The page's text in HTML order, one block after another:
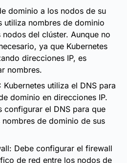
dominio a los nodos de su
utiliza nombres de dominio
del clúster. Aunque no
ya que Kubernetes
direcciones IP, es
nombres.
utiliza el DNS para
dominio en direcciones IP.
configurar el DNS para que
de dominio de sus
Debe configurar el firewall
de red entre los nodos de